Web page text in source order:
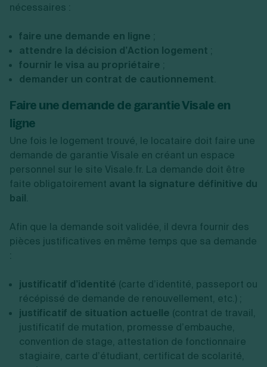
nécessaires :
faire une demande en ligne ;
attendre la décision d’Action logement ;
fournir le visa au propriétaire ;
demander un contrat de cautionnement.
Faire une demande de garantie Visale en
ligne
Une fois le logement trouvé, le locataire doit faire une
demande de garantie Visale en créant un espace
personnel sur le site Visale.fr. La demande doit être
faite obligatoirement avant la signature définitive du
bail.
Afin que la demande soit validée, il devra fournir des
pièces justificatives en même temps que sa demande
:
justificatif d’identité (carte d’identité, passeport ou
récépissé de demande de renouvellement, etc.) ;
justificatif de situation actuelle (contrat de travail,
justificatif de mutation, promesse d’embauche,
convention de stage, attestation de fonctionnaire
stagiaire, carte d’étudiant, certificat de scolarité,